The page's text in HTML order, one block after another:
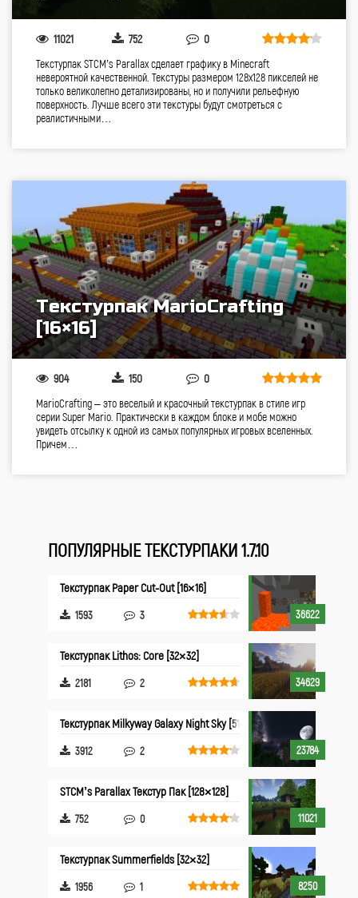
11021 752 0
Текстурпак STCM’s Parallax сделает графику в Minecraft
невероятной качественной. Текстуры размером 128х128 пикселей не
только великолепно детализированы, но и получили рельефную
поверхность. Лучше всего эти текстуры будут смотреться с
реалистичными…
Текстурпак MarioCrafting
[16×16]
904 150 0
MarioCrafting – это веселый и красочный текстурпак в стиле игр
серии Super Mario. Практически в каждом блоке и мобе можно
увидеть отсылку к одной из самых популярных игровых вселенных.
Причем…
ПОПУЛЯРНЫЕ ТЕКСТУРПАКИ 1.7.10
36622
Текстурпак Paper Cut-Out [16×16]
1593 3
34629
Текстурпак Lithos: Core [32×32]
2181 2
23784
Текстурпак Milkyway Galaxy Night Sky [512×512]
3912 2
11021
STCM’s Parallax Текстур Пак [128×128]
752 0
8250
Текстурпак Summerfields [32×32]
1956 1